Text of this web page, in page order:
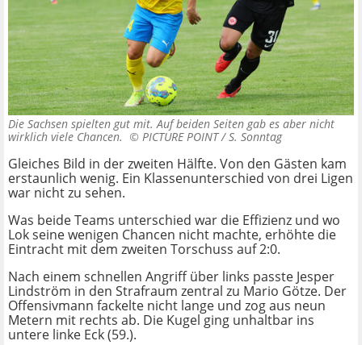
Die Sachsen spielten gut mit. Auf beiden Seiten gab es aber nicht
wirklich viele Chancen. © PICTURE POINT / S. Sonntag
Gleiches Bild in der zweiten Hälfte. Von den Gästen kam
erstaunlich wenig. Ein Klassenunterschied von drei Ligen
war nicht zu sehen.
Was beide Teams unterschied war die Effizienz und wo
Lok seine wenigen Chancen nicht machte, erhöhte die
Eintracht mit dem zweiten Torschuss auf 2:0.
Nach einem schnellen Angriff über links passte Jesper
Lindström in den Strafraum zentral zu Mario Götze. Der
Offensivmann fackelte nicht lange und zog aus neun
Metern mit rechts ab. Die Kugel ging unhaltbar ins
untere linke Eck (59.).